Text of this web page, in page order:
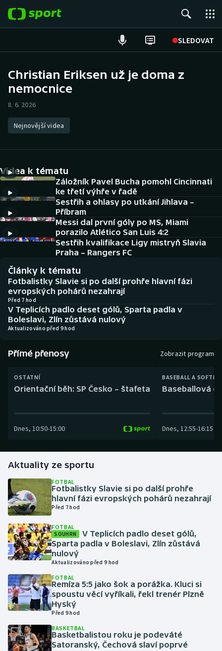
SLEDOVAT
Hokej
Atletika
DALŠÍ SPORTY
Americký fotbal
Baseball a softbal
Biatlon
Boby a skeleton
Box
Curling
Dostihy
Gymnastika
Házená
Jezdectví
Judo
Krasobruslení
Lezení
Lyže a snowboard
Moderní pětiboj
NEPŘEHLÉDNĚTE
Historické návraty
Aplikace ČT sport
AZ kvíz
Christian Eriksen už je doma z
nemocnice
8. 6. 2026
Nejnovější videa
Videa k tématu
Záložník Pavel Bucha pomohl Cincinnati
ke třetí výhře v řadě
Sestřih a ohlasy po utkání Jihlava –
Příbram
Messi dal první góly po MS, Miami
porazilo Atlético San Luis 4:2
Sestřih kvalifikace Ligy mistryň Slavia
Praha – Rangers FC
Články k tématu
Fotbalistky Slavie si po další prohře hlavní fázi
evropských pohárů nezahrají
Před 7 hod
V Teplicích padlo deset gólů, Sparta padla v
Boleslavi, Zlín zůstává nulový
Aktualizováno před 9 hod
Přímé přenosy Zobrazit program
OSTATNÍ
Orientační běh: SP Česko – štafeta
Dnes, 10:50-15:00
BASEBALL A
Baseballová
Dnes, 12:55-16:15
Aktuality ze sportu
FOTBAL
Fotbalistky Slavie si po další prohře
hlavní fázi evropských pohárů nezahrají
Před 7 hod
FOTBAL
SOUHRN
V Teplicích padlo deset gólů,
Sparta padla v Boleslavi, Zlín zůstává
nulový
Aktualizováno před 9 hod
FOTBAL
Remíza 5:5 jako šok a porážka. Kluci si
spoustu věcí vyříkali, řekl trenér Plzně
Hyský
Před 9 hod
BASKETBAL
Basketbalistou roku je podeváté
Satoranský, Čechová slaví poprvé